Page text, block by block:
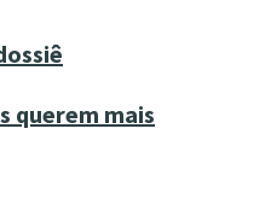
querem mais